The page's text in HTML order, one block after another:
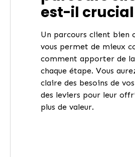
est-il crucial
Un parcours client bien
vous permet de mieux
comment apporter de
chaque étape. Vous
claire des besoins de
des leviers pour leur
plus de valeur.